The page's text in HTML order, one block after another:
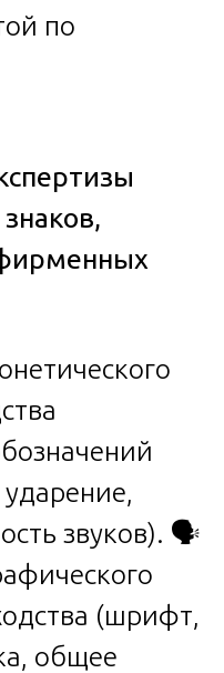
по
звуков). 🗣️
(шрифт,
общее